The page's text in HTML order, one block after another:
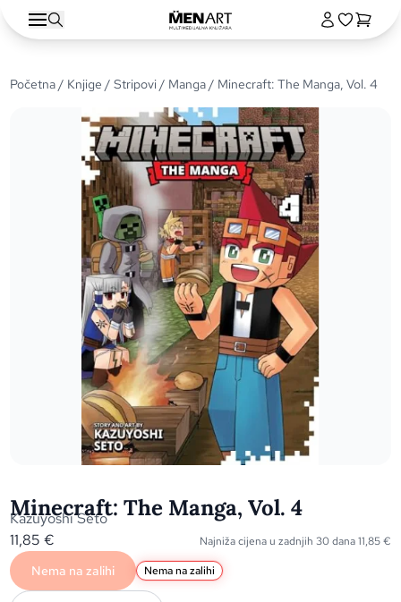
Početna/ Knjige /Stripovi/ Manga/ Minecraft: The Manga, Vol. 4
Minecraft: The Manga, Vol. 4
Kazuyoshi Seto
11,85€ Najniža cijena u zadnjih 30 dana11,85€
Nema na zalihi Nema na zalihi